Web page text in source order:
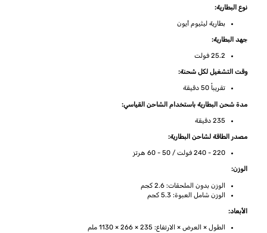
نوع البطارية:
بطارية ليثيوم أيون
جهد البطارية:
25.2 فولت
وقت التشغيل لكل شحنة:
تقريباً 50 دقيقة
مدة شحن البطارية باستخدام الشاحن القياسي:
235 دقيقة
مصدر الطاقة لشاحن البطارية:
220 - 240 فولت / 50 - 60 هرتز
الوزن:
الوزن بدون الملحقات: 2.6 كجم
الوزن شامل العبوة: 5.3 كجم
الأبعاد:
الطول × العرض × الارتفاع: 235 × 266 × 1130 ملم